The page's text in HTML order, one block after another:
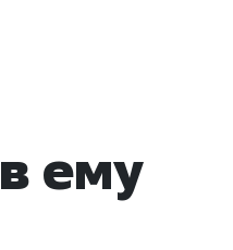
ему